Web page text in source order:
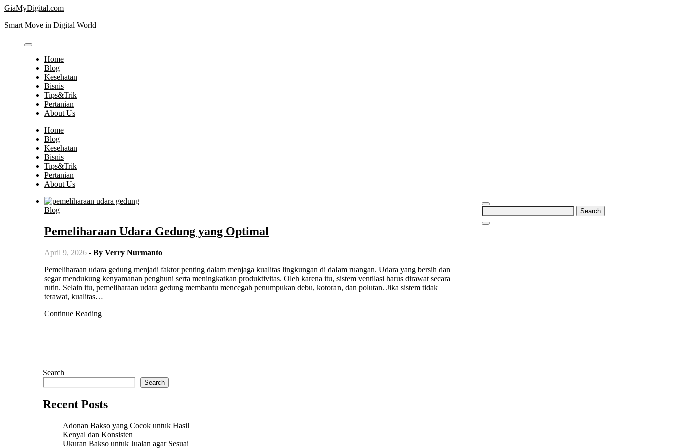
Skip
content
GiaMyDigital.com
Smart Move in Digital World
Home
Blog
Kesehatan
Bisnis
Tips&Trik
Pertanian
About Us
Home
Blog
Kesehatan
Bisnis
Tips&Trik
Pertanian
About Us
Search
for:
Blog
Pemeliharaan Udara Gedung yang Optimal
April 9, 2026 - By Verry Nurmanto
Pemeliharaan udara gedung menjadi faktor penting dalam menjaga kualitas lingkungan di dalam ruangan. Udara yang bersih dan
segar mendukung kenyamanan penghuni serta meningkatkan produktivitas. Oleh karena itu, sistem ventilasi harus dirawat secara
rutin. Selain itu, pemeliharaan udara gedung membantu mencegah penumpukan debu, kotoran, dan polutan. Jika sistem tidak
terawat, kualitas…
Continue Reading
Search
Search
Recent Posts
Adonan Bakso yang Cocok untuk Hasil
Kenyal dan Konsisten
Ukuran Bakso untuk Jualan agar Sesuai